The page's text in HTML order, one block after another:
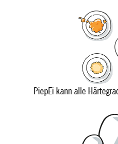
PiepEi kann alle